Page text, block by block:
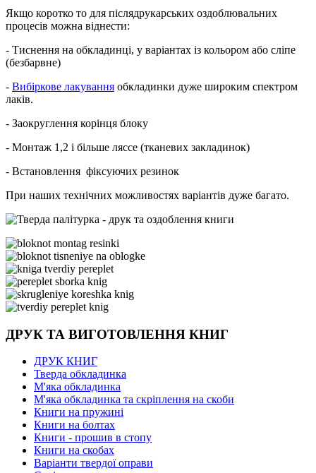
Якщо коротко то для післядрукарських оздоблювальних
процесів можна віднести:
- Тиснення на обкладинці, у варіантах із кольором або сліпе
(безбарвне)
- Вибіркове лакування обкладинки дуже широким спектром
лаків.
- Заокруглення корінця блоку
- Монтаж 1,2 і більше ляссе (тканевих закладинок)
- Встановлення фіксуючих резинок
При наших технічних можливостях варіантів дуже багато.
ДРУК ТА ВИГОТОВЛЕННЯ КНИГ
ДРУК КНИГ
Тверда обкладинка
М'яка обкладинка
М'яка обкладинка та скріплення на скоби
Книги на пружині
Книги на болтах
Книги - прошив в стопу
Книги на скобах
Варіанти твердої оправи